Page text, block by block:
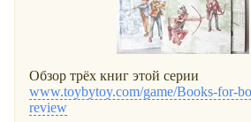
Обзор трёх книг этой серии
www.toybytoy.com/game/Books-for-
review